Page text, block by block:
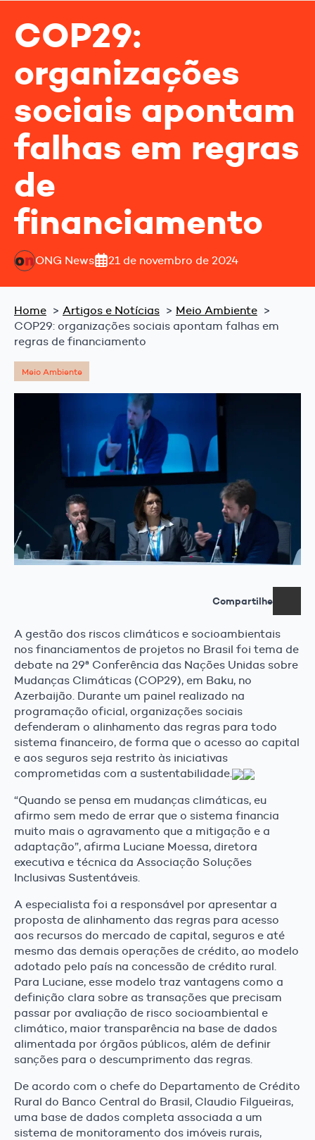
COP29:
organizações
sociais apontam
falhas em regras
de
financiamento
ONG News 21 de novembro de 2024
Home Artigos e Notícias
Meio Ambiente
COP29: organizações sociais apontam falhas em
regras de financiamento
Meio Ambiente
Compartilhe
A gestão dos riscos climáticos e socioambientais
nos financiamentos de projetos no Brasil foi tema de
debate na 29ª Conferência das Nações Unidas sobre
Mudanças Climáticas (COP29), em Baku, no
Azerbaijão. Durante um painel realizado na
programação oficial, organizações sociais
defenderam o alinhamento das regras para todo
sistema financeiro, de forma que o acesso ao capital
e aos seguros seja restrito às iniciativas
comprometidas com a sustentabilidade.
“Quando se pensa em mudanças climáticas, eu
afirmo sem medo de errar que o sistema financia
muito mais o agravamento que a mitigação e a
adaptação”, afirma Luciane Moessa, diretora
executiva e técnica da Associação Soluções
Inclusivas Sustentáveis.
A especialista foi a responsável por apresentar a
proposta de alinhamento das regras para acesso
aos recursos do mercado de capital, seguros e até
mesmo das demais operações de crédito, ao modelo
adotado pelo país na concessão de crédito rural.
Para Luciane, esse modelo traz vantagens como a
definição clara sobre as transações que precisam
passar por avaliação de risco socioambiental e
climático, maior transparência na base de dados
alimentada por órgãos públicos, além de definir
sanções para o descumprimento das regras.
De acordo com o chefe do Departamento de Crédito
Rural do Banco Central do Brasil, Claudio Filgueiras,
uma base de dados completa associada a um
sistema de monitoramento dos imóveis rurais,